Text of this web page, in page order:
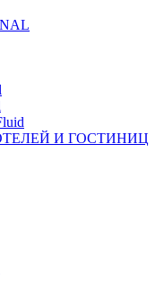
И ГОСТИНИЦ